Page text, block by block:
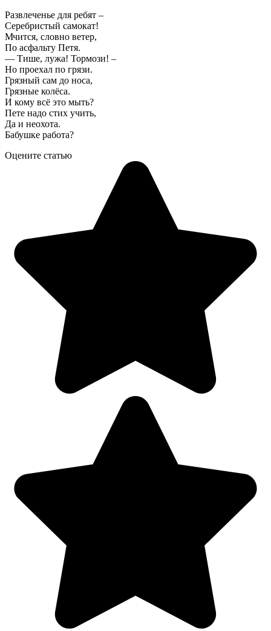
Развлеченье для ребят –
Серебристый самокат!
Мчится, словно ветер,
По асфальту Петя.
— Тише, лужа! Тормози! –
Но проехал по грязи.
Грязный сам до носа,
Грязные колёса.
И кому всё это мыть?
Пете надо стих учить,
Да и неохота.
Бабушке работа?
Оцените статью